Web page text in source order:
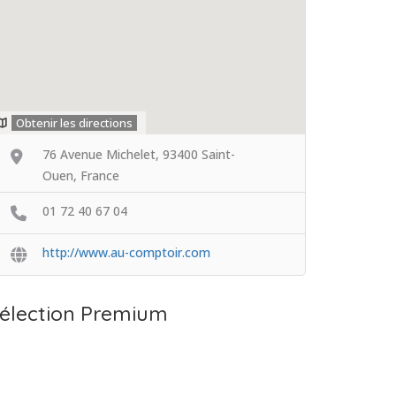
Obtenir les directions
76 Avenue Michelet, 93400 Saint-
Ouen, France
01 72 40 67 04
http://www.au-comptoir.com
Premium